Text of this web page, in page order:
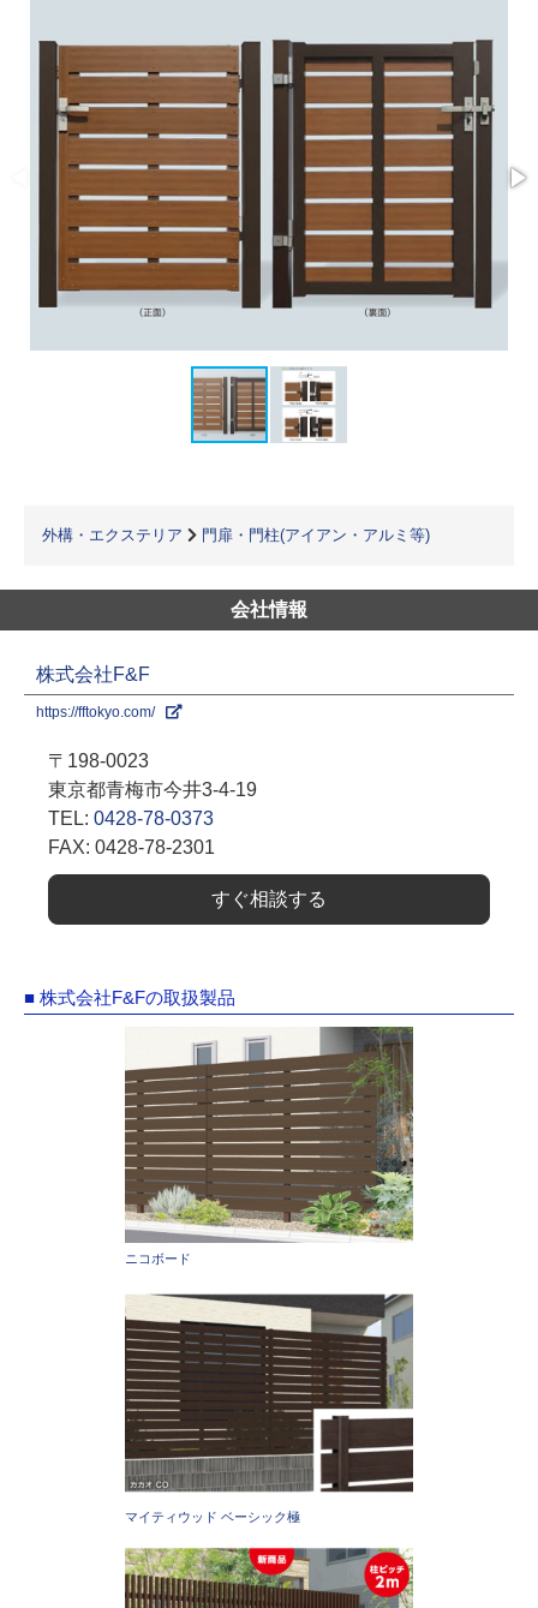
外構・エクステリア 門扉・門柱(アイアン・アルミ等)
会社情報
株式会社F&F
https://fftokyo.com/
〒198-0023
東京都青梅市今井3-4-19
TEL: 0428-78-0373
FAX: 0428-78-2301
すぐ相談する
■ 株式会社F&Fの取扱製品
ニコボード
マイティウッド ベーシック極